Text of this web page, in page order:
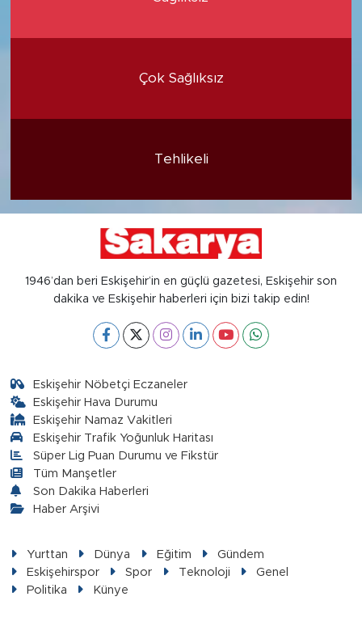
Çok Sağlıksız
Tehlikeli
1946’dan beri Eskişehir’in en güçlü gazetesi, Eskişehir son
dakika ve Eskişehir haberleri için bizi takip edin!
Eskişehir Nöbetçi Eczaneler
Eskişehir Hava Durumu
Eskişehir Namaz Vakitleri
Eskişehir Trafik Yoğunluk Haritası
Süper Lig Puan Durumu ve Fikstür
Tüm Manşetler
Son Dakika Haberleri
Haber Arşivi
Yurttan Dünya Eğitim
Gündem
Eskişehirspor
Spor Teknoloji
Genel
Politika
Künye